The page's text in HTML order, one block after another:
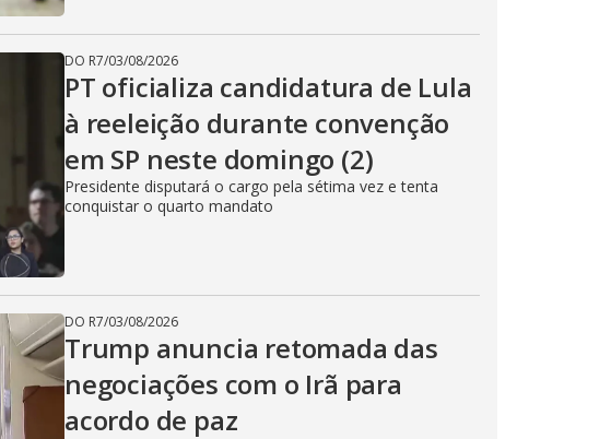
DO R7/03/08/2026
PT oficializa candidatura de Lula
à reeleição durante convenção
em SP neste domingo (2)
Presidente disputará o cargo pela sétima vez e tenta
conquistar o quarto mandato
DO R7/03/08/2026
Trump anuncia retomada das
negociações com o Irã para
acordo de paz